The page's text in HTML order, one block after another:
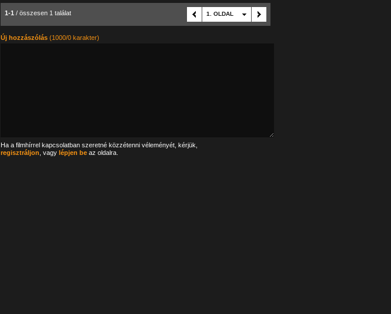
1-1 / összesen 1 találat 1. OLDAL
Új hozzászólás(1000/0 karakter)
Ha a filmhírrel kapcsolatban szeretné közzétenni véleményét, kérjük,
regisztráljon , vagy lépjen beaz oldalra.